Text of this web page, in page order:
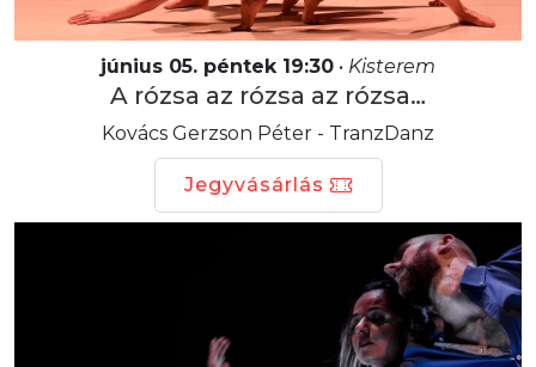
június 05. péntek 19:30 • Kisterem
A rózsa az rózsa az rózsa…
Kovács Gerzson Péter - TranzDanz
Jegyvásárlás